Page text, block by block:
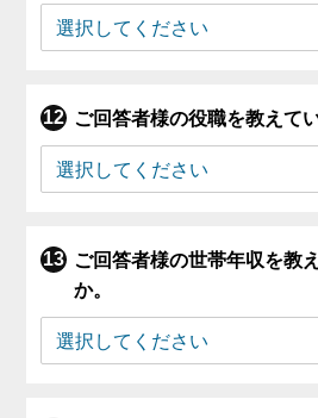
ご回答者様の役職を教えて
ご回答者様の世帯年収を教
か。